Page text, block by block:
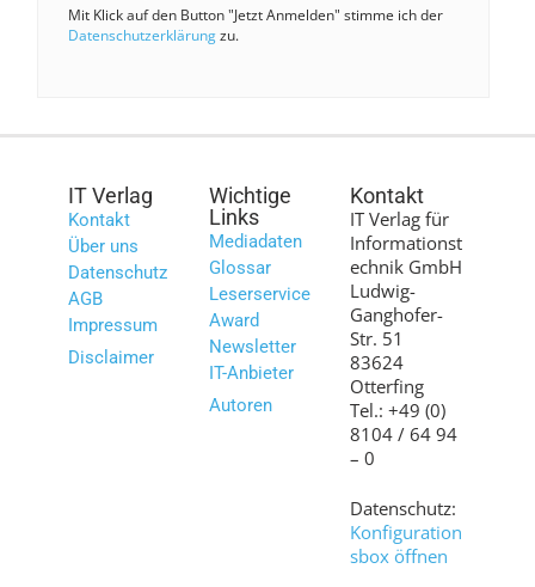
Mit Klick auf den Button "Jetzt Anmelden" stimme ich der
Datenschutzerklärungzu.
IT Verlag
Kontakt
Über uns
Datenschutz
AGB
Impressum
Disclaimer
Wichtige
Links
Mediadaten
Glossar
Leserservice
Award
Newsletter
IT-Anbieter
Autoren
Kontakt
IT Verlag für
Informationst
echnik GmbH
Ludwig-
Ganghofer-
Str. 51
83624
Otterfing
Tel.: +49 (0)
8104 / 64 94
– 0
Datenschutz:
Konfiguration
sbox öffnen